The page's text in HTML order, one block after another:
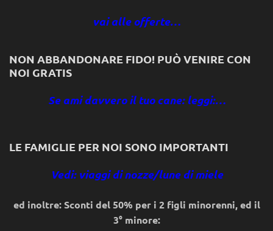
vai alle offerte…
NON ABBANDONARE FIDO! PUÒ VENIRE CON
NOI GRATIS
Se ami davvero il tuo cane: leggi:…
LE FAMIGLIE PER NOI SONO IMPORTANTI
Vedi: viaggi di nozze/lune di miele
ed inoltre: Sconti del 50% per i 2 figli minorenni, ed il
3° minore: